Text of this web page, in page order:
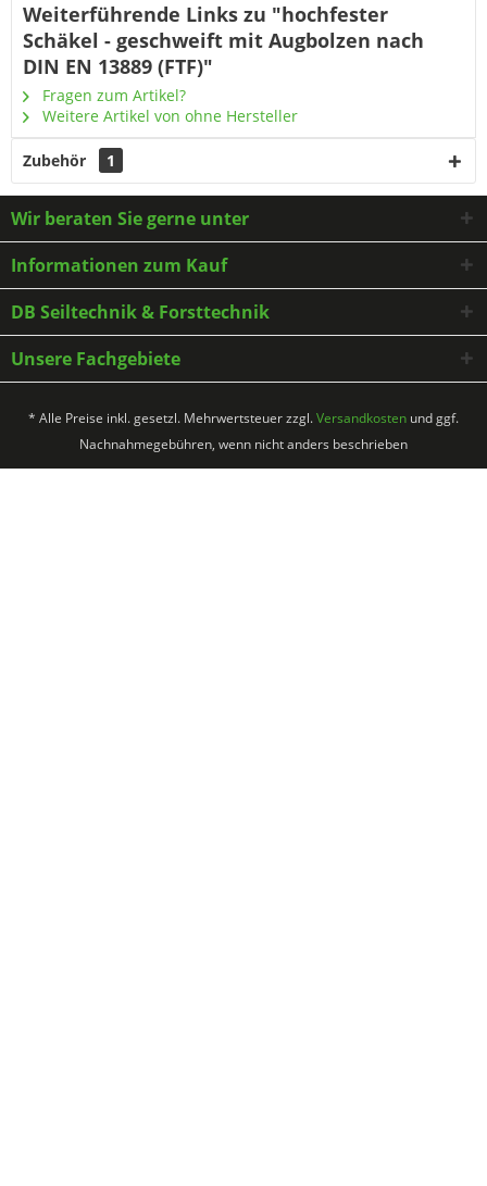
Weiterführende Links zu "hochfester
Schäkel - geschweift mit Augbolzen nach
DIN EN 13889 (FTF)"
Fragen zum Artikel?
Weitere Artikel von ohne Hersteller
Zubehör 1
Wir beraten Sie gerne unter
Informationen zum Kauf
DB Seiltechnik & Forsttechnik
Unsere Fachgebiete
* Alle Preise inkl. gesetzl. Mehrwertsteuer zzgl.Versandkosten und ggf.
Nachnahmegebühren, wenn nicht anders beschrieben